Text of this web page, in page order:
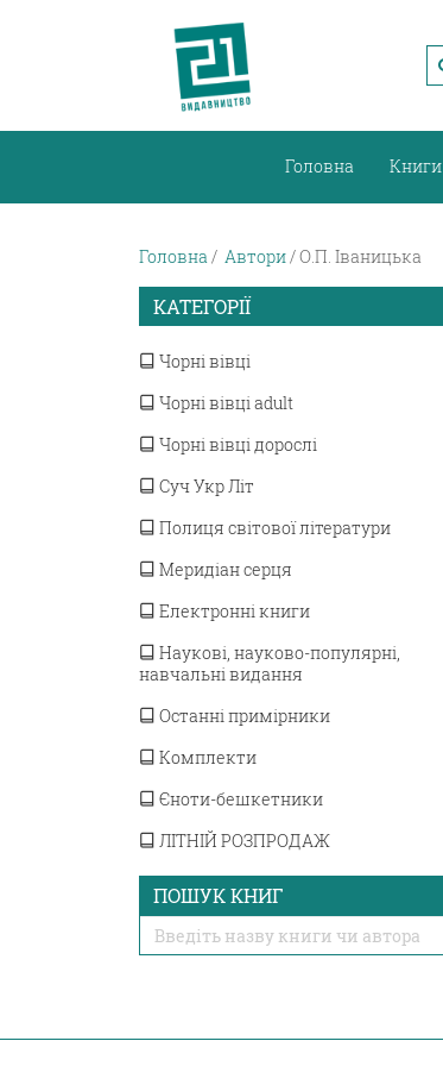
Головна Книги
Головна Автори О.П. Іваницька
КАТЕГОРІЇ
Чорні вівці
Чорні вівці adult
Чорні вівці дорослі
Суч Укр Літ
Полиця світової літератури
Меридіан серця
Електронні книги
Наукові, науково-популярні,
навчальні видання
Останні примірники
Комплекти
Єноти-бешкетники
ЛІТНІЙ РОЗПРОДАЖ
ПОШУК КНИГ